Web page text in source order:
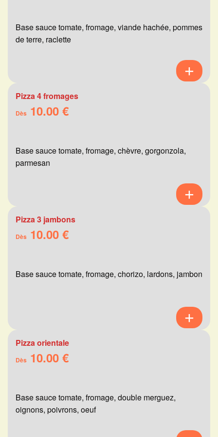
Base sauce tomate, fromage, viande hachée, pommes
de terre, raclette
Pizza 4 fromages
Dès 10.00 €
Base sauce tomate, fromage, chèvre, gorgonzola,
parmesan
Pizza 3 jambons
Dès 10.00 €
Base sauce tomate, fromage, chorizo, lardons, jambon
Pizza orientale
Dès 10.00 €
Base sauce tomate, fromage, double merguez,
oignons, poivrons, oeuf